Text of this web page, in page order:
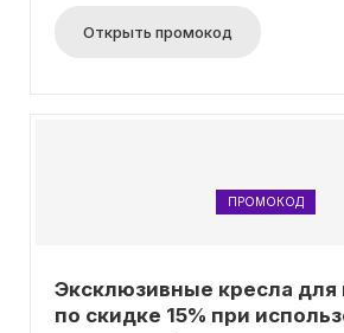
Открыть промокод
ПРОМОКОД
Эксклюзивные кресла
по скидке 15% при